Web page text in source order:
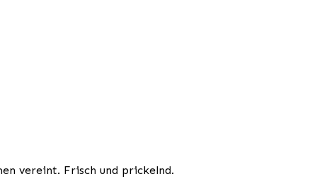
vereint. Frisch und prickelnd.